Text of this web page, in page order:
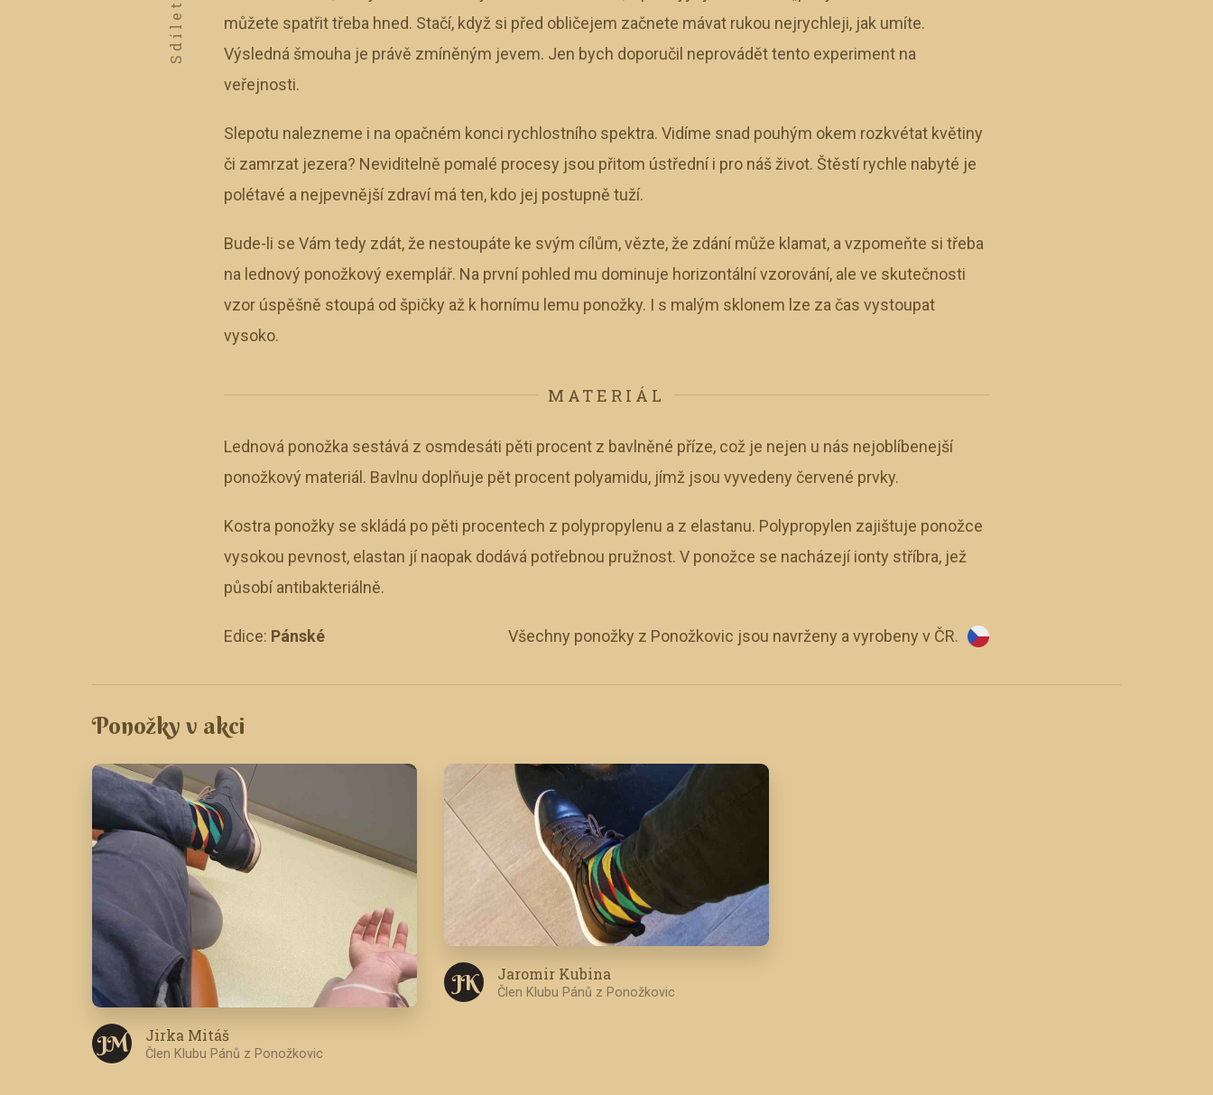
můžete spatřit třeba hned. Stačí, když si před obličejem začnete mávat rukou nejrychleji, jak umíte.
Výsledná šmouha je právě zmíněným jevem. Jen bych doporučil neprovádět tento experiment na
veřejnosti.
Slepotu nalezneme i na opačném konci rychlostního spektra. Vidíme snad pouhým okem rozkvétat květiny
či zamrzat jezera? Neviditelně pomalé procesy jsou přitom ústřední i pro náš život. Štěstí rychle nabyté je
polétavé a nejpevnější zdraví má ten, kdo jej postupně tuží.
Bude-li se Vám tedy zdát, že nestoupáte ke svým cílům, vězte, že zdání může klamat, a vzpomeňte si třeba
na lednový ponožkový exemplář. Na první pohled mu dominuje horizontální vzorování, ale ve skutečnosti
vzor úspěšně stoupá od špičky až k hornímu lemu ponožky. I s malým sklonem lze za čas vystoupat
vysoko.
MATERIÁL
Lednová ponožka sestává z osmdesáti pěti procent z bavlněné příze, což je nejen u nás nejoblíbenejší
ponožkový materiál. Bavlnu doplňuje pět procent polyamidu, jímž jsou vyvedeny červené prvky.
Kostra ponožky se skládá po pěti procentech z polypropylenu a z elastanu. Polypropylen zajištuje ponožce
vysokou pevnost, elastan jí naopak dodává potřebnou pružnost. V ponožce se nacházejí ionty stříbra, jež
působí antibakteriálně.
Edice: Pánské Všechny ponožky z Ponožkovic jsou navrženy a vyrobeny v ČR.
Sdílet
Ponožky v akci
J M Jirka Mitáš
Člen Klubu Pánů z Ponožkovic
J K Jaromir Kubina
Člen Klubu Pánů z Ponožkovic